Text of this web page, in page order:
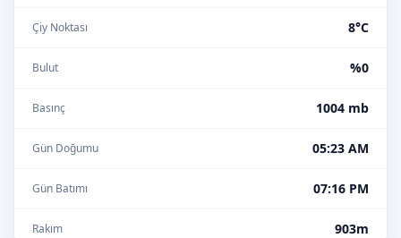
Çiy Noktası 8°C
Bulut %0
Basınç 1004 mb
Gün Doğumu 05:23 AM
Gün Batımı 07:16 PM
Rakım 903m